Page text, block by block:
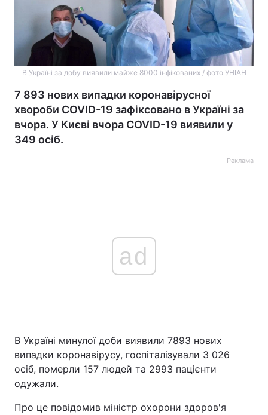
В Україні за добу виявили майже 8000 інфікованих / фото УНІАН
7 893 нових випадки коронавірусної
хвороби COVID-19 зафіксовано в Україні за
вчора. У Києві вчора COVID-19 виявили у
349 осіб.
Реклама
ad
В Україні минулої доби виявили 7893 нових
випадки коронавірусу, госпіталізували 3 026
осіб, померли 157 людей та 2993 пацієнти
одужали.
Про це повідомив міністр охорони здоров'я